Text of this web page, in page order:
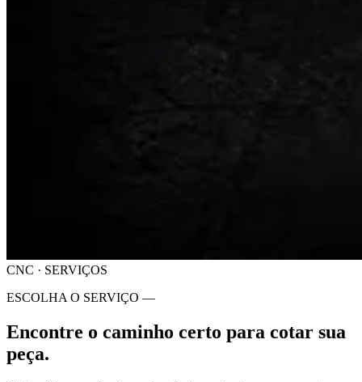
CNC · SERVIÇOS
ESCOLHA O SERVIÇO —
Encontre o caminho certo para cotar sua
peça.